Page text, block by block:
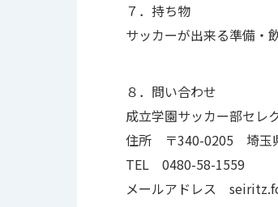
７．持ち物
サッカーが出来る準備・
８．問い合わせ
成立学園サッカー部セレ
住所 〒340-0205 埼玉
TEL 0480-58-1559
メールアドレス